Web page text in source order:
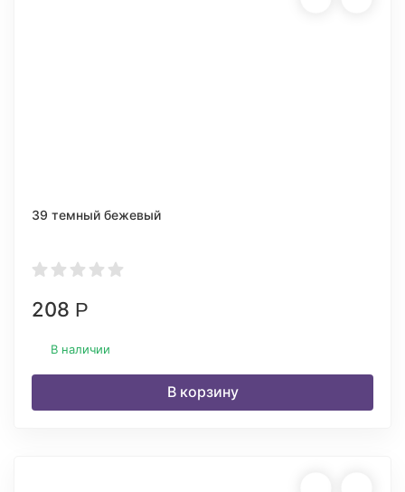
39 темный бежевый
208 Р
В наличии
В корзину